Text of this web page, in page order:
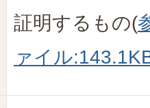
証明するもの(
ァイル